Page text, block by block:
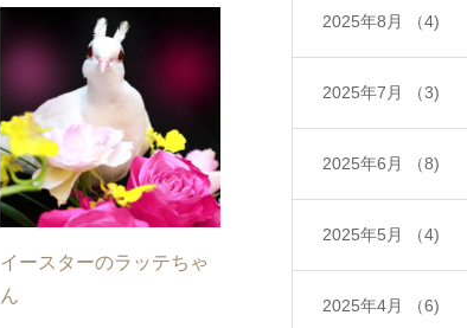
イースターのラッテちゃ
ん
2025年8月 （4)
2025年7月 （3)
2025年6月 （8)
2025年5月 （4)
2025年4月 （6)